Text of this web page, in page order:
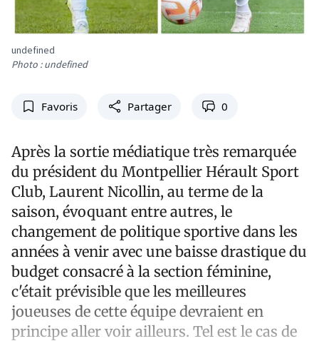
undefined
Photo : undefined
Favoris Partager 0
Après la sortie médiatique très remarquée
du président du Montpellier Hérault Sport
Club, Laurent Nicollin, au terme de la
saison, évoquant entre autres, le
changement de politique sportive dans les
années à venir avec une baisse drastique du
budget consacré à la section féminine,
c'était prévisible que les meilleures
joueuses de cette équipe devraient en
principe aller voir ailleurs. Tel est le cas de